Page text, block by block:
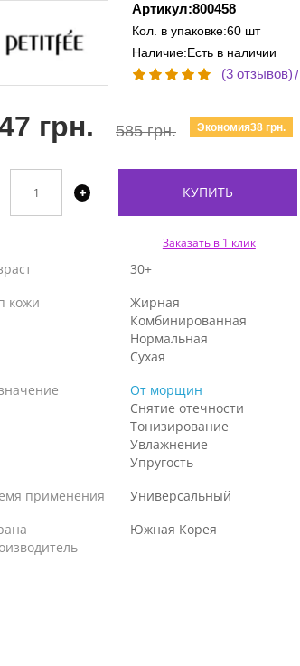
Артикул:800458
Кол. в упаковке:60 шт
Наличие:Есть в наличии
(3 отзывов)/
грн. 585 грн. Экономия38 грн.
КУПИТЬ
Заказать в 1 клик
30+
кожи
Жирная
Комбинированная
Нормальная
Сухая
От морщин
Снятие отечности
Тонизирование
Увлажнение
Упругость
применения
Универсальный
Южная Корея